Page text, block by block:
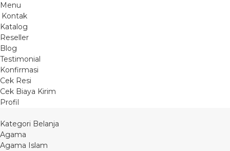
Menu
Kontak
Katalog
Reseller
Blog
Testimonial
Konfirmasi
Cek Resi
Cek Biaya Kirim
Profil
Kategori Belanja
Agama
Agama Islam